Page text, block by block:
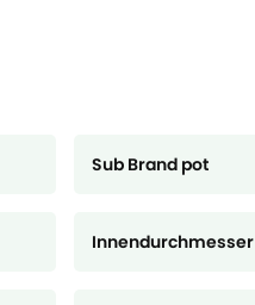
Sub Brand pot
Innendurchmesser